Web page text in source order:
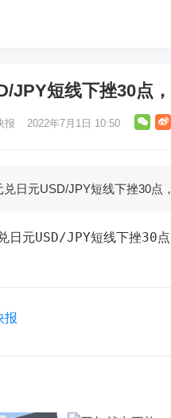
JPY短线下挫30点
报 2022年7月1日 10:50
日元USD/JPY短线下挫30点
日元USD/JPY短线下挫30
报